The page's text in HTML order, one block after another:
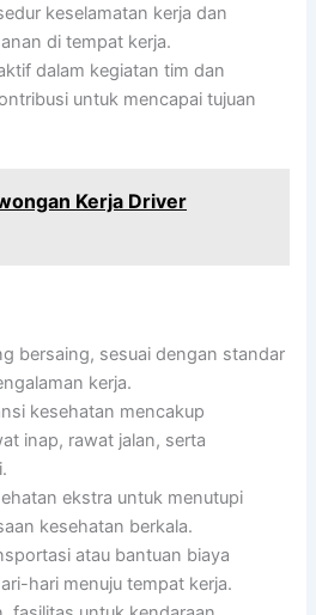
keselamatan kerja dan
di tempat kerja.
dalam kegiatan tim dan
untuk mencapai tujuan
Kerja Driver
bersaing, sesuai dengan standar
kerja.
kesehatan mencakup
inap, rawat jalan, serta
ekstra untuk menutupi
kesehatan berkala.
atau bantuan biaya
hari menuju tempat kerja.